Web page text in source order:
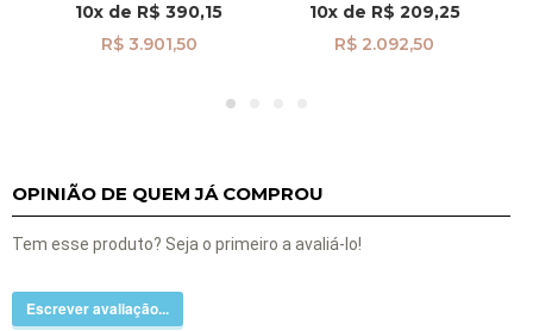
10x de R$ 390,15
R$ 3.901,50
10xde R$ 209,25
R$ 2.092,50
OPINIÃO DE QUEM JÁ COMPROU
Tem esse produto? Seja o primeiro a avaliá-lo!
Escrever avaliação...